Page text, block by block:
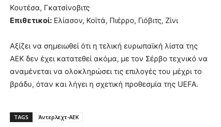
Κουτέσα, Γκατσίνοβιτς
Επιθετικοί: Ελίασον, Κοϊτά, Πιέρρο, Γιόβιτς, Ζίνι
Αξίζει να σημειωθεί ότι η τελική ευρωπαϊκή λίστα της
ΑΕΚ δεν έχει κατατεθεί ακόμα, με τον Σέρβο τεχνικό να
αναμένεται να ολοκληρώσει τις επιλογές του μέχρι το
βράδυ, όταν και λήγει η σχετική προθεσμία της UEFA.
TAGS Άντερλεχτ-ΑΕΚ